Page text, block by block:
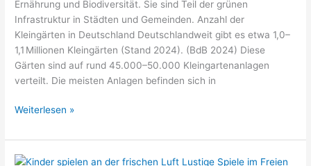
Ernährung und Biodiversität. Sie sind Teil der grünen
Infrastruktur in Städten und Gemeinden. Anzahl der
Kleingärten in Deutschland Deutschlandweit gibt es etwa 1,0–
1,1 Millionen Kleingärten (Stand 2024). (BdB 2024) Diese
Gärten sind auf rund 45.000–50.000 Kleingartenanlagen
verteilt. Die meisten Anlagen befinden sich in
Kleingarten
–
Fakten
Weiterlesen »